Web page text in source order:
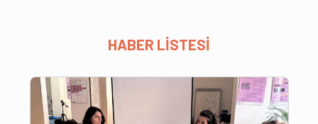
HABER LİSTESİ